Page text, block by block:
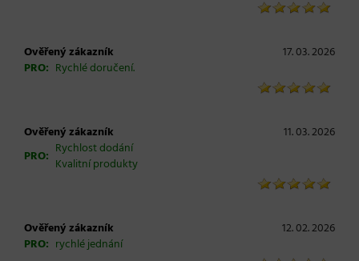
Ověřený zákazník
17. 03. 2026
PRO: Rychlé doručení.
Ověřený zákazník
11. 03. 2026
PRO: Rychlost dodání
Kvalitní produkty
Ověřený zákazník
12. 02. 2026
PRO: rychlé jednání